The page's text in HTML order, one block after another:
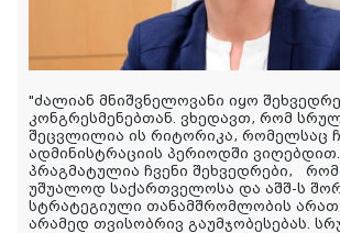
"ძალიან მნიშვნელოვანი იყო
კონგრესმენებთან. ვხედავთ, რომ
შეცვლილია ის რიტორიკა, რომელსაც
ადმინისტრაციის პერიოდში
პრაგმატულია ჩვენი შეხვედრები,
უშუალოდ საქართველოსა და აშშ-ს
სტრატეგიული თანამშრომლობის
არამედ თვისობრივ გაუმჯობესებას.